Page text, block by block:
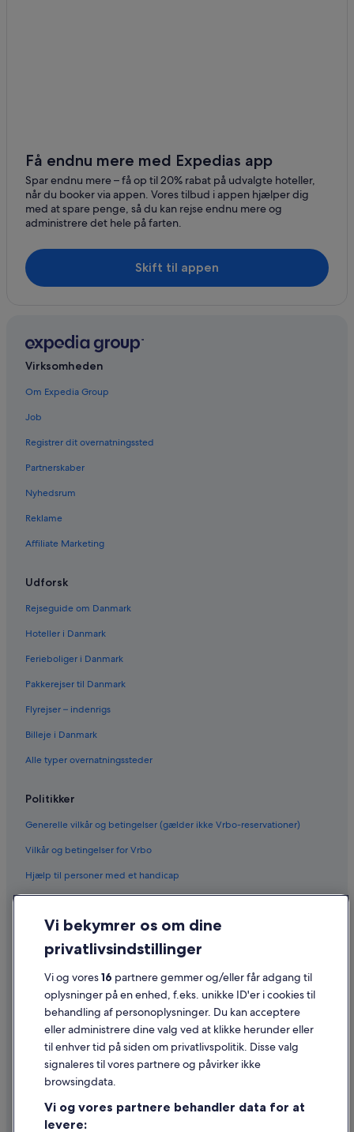
Få endnu mere med Expedias app
Spar endnu mere – få op til 20% rabat på udvalgte hoteller,
når du booker via appen. Vores tilbud i appen hjælper dig
med at spare penge, så du kan rejse endnu mere og
administrere det hele på farten.
Skift til appen
Virksomheden
Om Expedia Group
Job
Registrer dit overnatningssted
Partnerskaber
Nyhedsrum
Reklame
Affiliate Marketing
Udforsk
Rejseguide om Danmark
Hoteller i Danmark
Ferieboliger i Danmark
Pakkerejser til Danmark
Flyrejser – indenrigs
Billeje i Danmark
Alle typer overnatningssteder
Politikker
Generelle vilkår og betingelser (gælder ikke Vrbo-reservationer)
Vilkår og betingelser for Vrbo
Hjælp til personer med et handicap
Cookies
Generelle vilkår for brug
Juridiske oplysninger/Kontakt os
Retningslinjer for indhold og indberetning af indhold
Hjælp
Kontakt os
Ændr eller afbestil din reservation
Forløb og behandlingstider for refusion
Vi bekymrer os om dine
privatlivsindstillinger
Vi og vores16 partnere gemmer og/eller får adgang til
oplysninger på en enhed, f.eks. unikke ID'er i cookies til
behandling af personoplysninger. Du kan acceptere
eller administrere dine valg ved at klikke herunder eller
til enhver tid på siden om privatlivspolitik. Disse valg
signaleres til vores partnere og påvirker ikke
browsingdata.
Vi og vores partnere behandler data for at
levere: